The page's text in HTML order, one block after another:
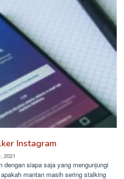
Instagram
2021
dengan siapa saja yang mengunjungi
mantan masih sering stalking